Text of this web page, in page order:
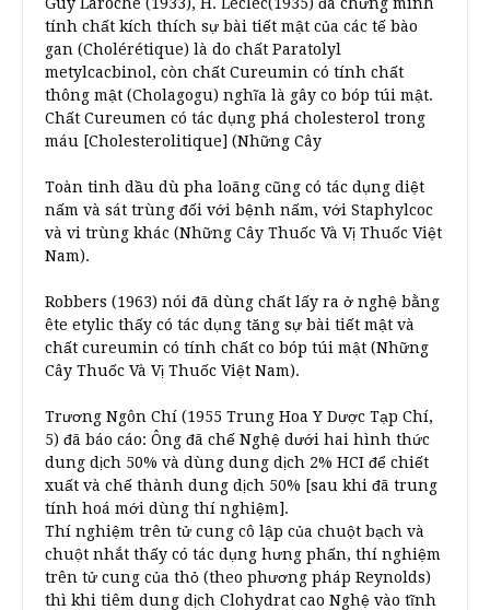
tính chất kích thích sự bài tiết mật của các tế bào
gan (Cholérétique) là do chất Paratolyl
metylcacbinol, còn chất Cureumin có tính chất
thông mật (Cholagogu) nghĩa là gây co bóp túi mật.
Chất Cureumen có tác dụng phá cholesterol trong
máu [Cholesterolitique] (Những Cây
Toàn tinh dầu dù pha loãng cũng có tác dụng diệt
nấm và sát trùng đối với bệnh nấm, với Staphylcoc
và vi trùng khác (Những Cây Thuốc Và Vị Thuốc Việt
Nam).
Robbers (1963) nói đã dùng chất lấy ra ở nghệ bằng
ête etylic thấy có tác dụng tăng sự bài tiết mật và
chất cureumin có tính chất co bóp túi mật (Những
Cây Thuốc Và Vị Thuốc Việt Nam).
Trương Ngôn Chí (1955 Trung Hoa Y Dược Tạp Chí,
5) đã báo cáo: Ông đã chế Nghệ dưới hai hình thức
dung dịch 50% và dùng dung dịch 2% HCI để chiết
xuất và chế thành dung dịch 50% [sau khi đã trung
tính hoá mới dùng thí nghiệm].
Thí nghiệm trên tử cung cô lập của chuột bạch và
chuột nhắt thấy có tác dụng hưng phấn, thí nghiệm
trên tử cung của thỏ (theo phương pháp Reynolds)
thì khi tiêm dung dịch Clohydrat cao Nghệ vào tĩnh